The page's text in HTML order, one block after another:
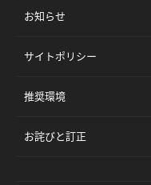
お知らせ
サイトポリシー
推奨環境
お詫びと訂正